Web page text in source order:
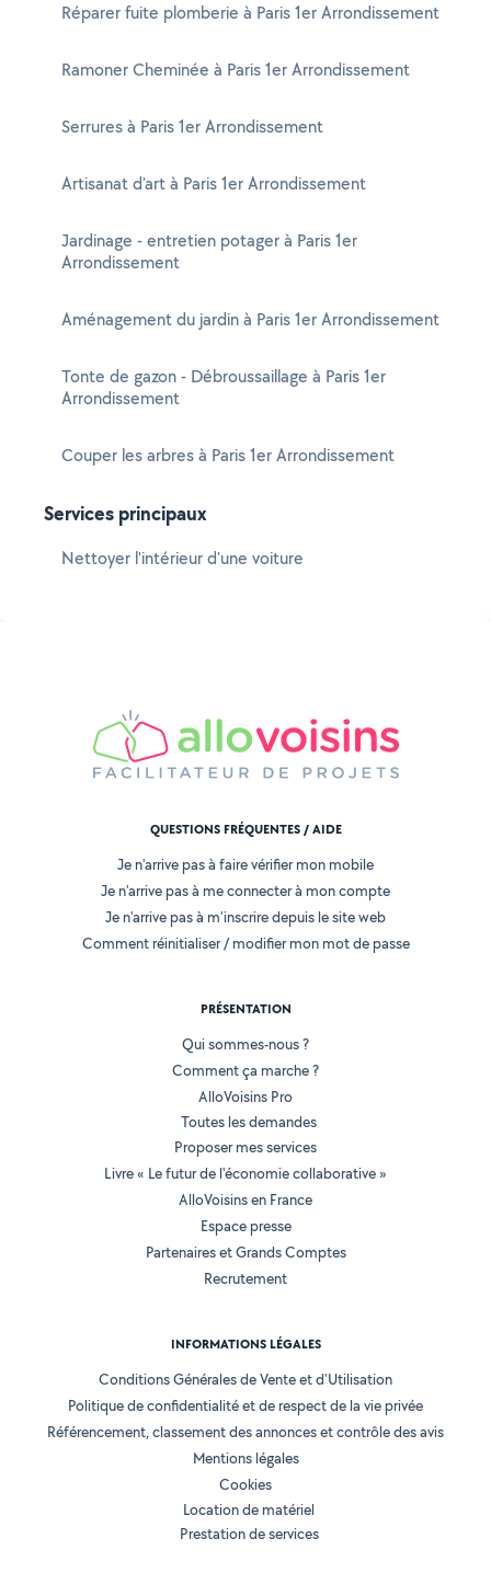
Réparer fuite plomberie à Paris 1er Arrondissement
Ramoner Cheminée à Paris 1er Arrondissement
Serrures à Paris 1er Arrondissement
Artisanat d'art à Paris 1er Arrondissement
Jardinage - entretien potager à Paris 1er
Arrondissement
Aménagement du jardin à Paris 1er Arrondissement
Tonte de gazon - Débroussaillage à Paris 1er
Arrondissement
Couper les arbres à Paris 1er Arrondissement
Services principaux
Nettoyer l'intérieur d'une voiture
QUESTIONS FRÉQUENTES / AIDE
Je n'arrive pas à faire vérifier mon mobile
Je n'arrive pas à me connecter à mon compte
Je n'arrive pas à m'inscrire depuis le site web
Comment réinitialiser / modifier mon mot de passe
PRÉSENTATION
Qui sommes-nous ?
Comment ça marche ?
AlloVoisins Pro
Toutes les demandes
Proposer mes services
Livre « Le futur de l'économie collaborative »
AlloVoisins en France
Espace presse
Partenaires et Grands Comptes
Recrutement
INFORMATIONS LÉGALES
Conditions Générales de Vente et d'Utilisation
Politique de confidentialité et de respect de la vie privée
Référencement, classement des annonces et contrôle des avis
Mentions légales
Cookies
Location de matériel
Prestation de services